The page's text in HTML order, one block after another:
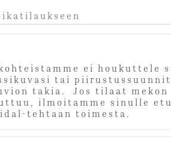
ei houkuttele
tai
takia. Jos tilaat mekon
ilmoitamme sinulle
tehtaan toimesta.